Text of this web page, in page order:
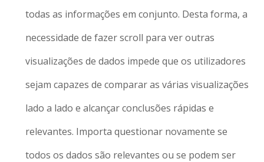
todas as informações em conjunto. Desta forma, a
necessidade de fazer scroll para ver outras
visualizações de dados impede que os utilizadores
sejam capazes de comparar as várias visualizações
lado a lado e alcançar conclusões rápidas e
relevantes. Importa questionar novamente se
todos os dados são relevantes ou se podem ser